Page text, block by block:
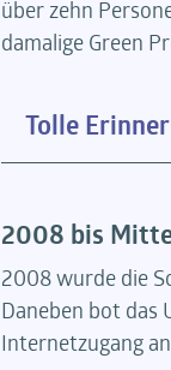
über zehn
damalige Green
Tolle
2008 bis
2008 wurde die
Daneben bot das
Internetzugang